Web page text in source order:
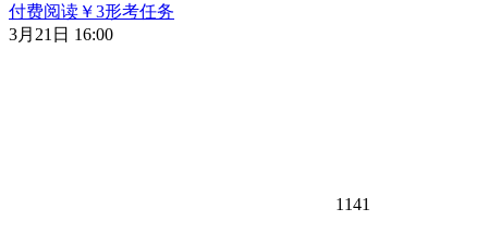
付费阅读 ￥3形考任务
3月21日 16:00
1141